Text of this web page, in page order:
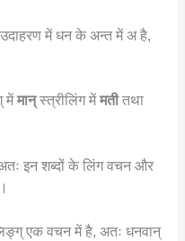
में धन के अन्त में अ है,
मेंमान्स्त्रीलिंग मेंमतीतथा
इन शब्दों के लिंग वचन और
एक वचन में है, अतः धनवान्